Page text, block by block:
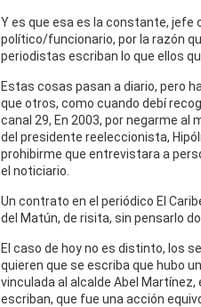
Y es que esa es la constante, jefe
político/funcionario, por la razón
periodistas escriban lo que ellos
Estas cosas pasan a diario, pero
que otros, como cuando debí
canal 29, En 2003, por negarme
del presidente reeleccionista,
prohibirme que entrevistara a
el noticiario.
Un contrato en el periódico El
del Matún, de risita, sin pensarlo
El caso de hoy no es distinto, los
quieren que se escriba que hubo
vinculada al alcalde Abel
escriban, que fue una acción